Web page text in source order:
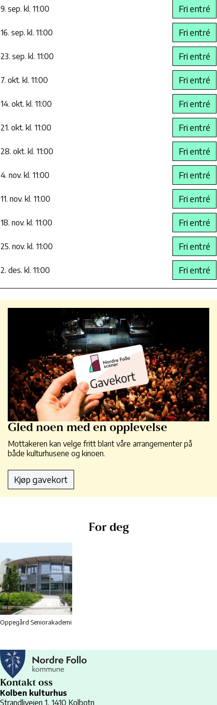
9. sep. kl. 11:00 Fri entré
16. sep. kl. 11:00 Fri entré
23. sep. kl. 11:00 Fri entré
7. okt. kl. 11:00 Fri entré
14. okt. kl. 11:00 Fri entré
21. okt. kl. 11:00 Fri entré
28. okt. kl. 11:00 Fri entré
4. nov. kl. 11:00 Fri entré
11. nov. kl. 11:00 Fri entré
18. nov. kl. 11:00 Fri entré
25. nov. kl. 11:00 Fri entré
2. des. kl. 11:00 Fri entré
Gled noen med en opplevelse
Mottakeren kan velge fritt blant våre arrangementer på
både kulturhusene og kinoen.
Kjøp gavekort
For deg
Oppegård Seniorakademi
Kontakt oss
Kolben kulturhus
Strandliveien 1, 1410 Kolbotn